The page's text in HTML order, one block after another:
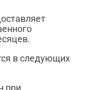
в следующих
при